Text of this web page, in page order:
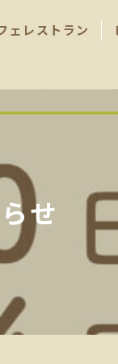
ェレストラン
せ